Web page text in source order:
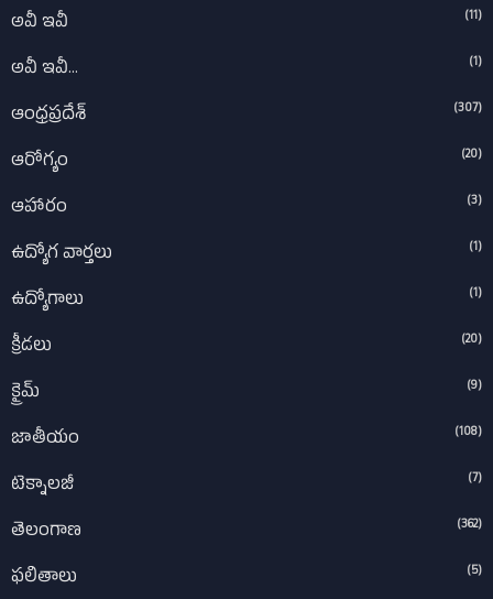
అవీ ఇవీ (11)
అవీ ఇవీ... (1)
ఆంధ్రప్రదేశ్‌ (307)
ఆరోగ్యం (20)
ఆహారం (3)
ఉద్యోగ వార్తలు (1)
ఉద్యోగాలు (1)
క్రీడలు (20)
క్రైమ్ (9)
జాతీయం (108)
టెక్నాలజీ (7)
తెలంగాణ (362)
ఫలితాలు (5)